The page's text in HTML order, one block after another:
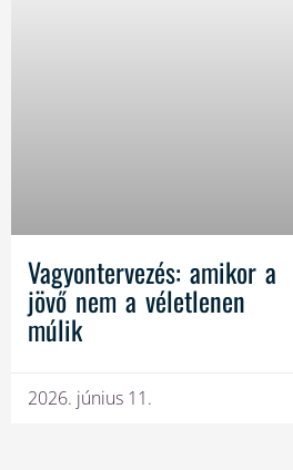
Vagyontervezés: amikor a
jövő nem a véletlenen
múlik
2026. június 11.